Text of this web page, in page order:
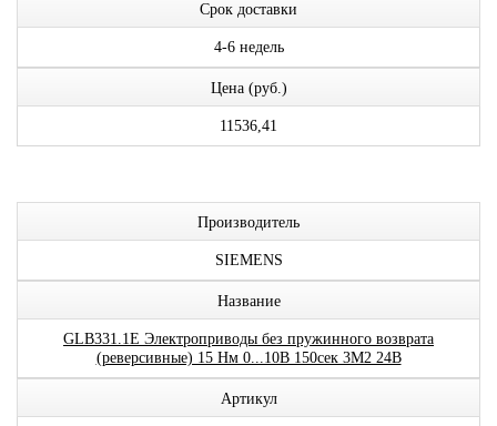
Срок доставки
4-6 недель
Цена (руб.)
11536,41
Производитель
SIEMENS
Название
GLB331.1E Электроприводы без пружинного возврата
(реверсивные) 15 Нм 0...10В 150сек 3М2 24В
Артикул